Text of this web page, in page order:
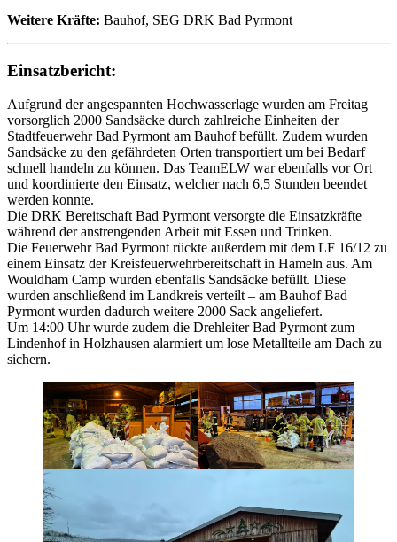
Weitere Kräfte: Bauhof, SEG DRK Bad Pyrmont
Einsatzbericht:
Aufgrund der angespannten Hochwasserlage wurden am Freitag
vorsorglich 2000 Sandsäcke durch zahlreiche Einheiten der
Stadtfeuerwehr Bad Pyrmont am Bauhof befüllt. Zudem wurden
Sandsäcke zu den gefährdeten Orten transportiert um bei Bedarf
schnell handeln zu können. Das TeamELW war ebenfalls vor Ort
und koordinierte den Einsatz, welcher nach 6,5 Stunden beendet
werden konnte.
Die DRK Bereitschaft Bad Pyrmont versorgte die Einsatzkräfte
während der anstrengenden Arbeit mit Essen und Trinken.
Die Feuerwehr Bad Pyrmont rückte außerdem mit dem LF 16/12 zu
einem Einsatz der Kreisfeuerwehrbereitschaft in Hameln aus. Am
Wouldham Camp wurden ebenfalls Sandsäcke befüllt. Diese
wurden anschließend im Landkreis verteilt – am Bauhof Bad
Pyrmont wurden dadurch weitere 2000 Sack angeliefert.
Um 14:00 Uhr wurde zudem die Drehleiter Bad Pyrmont zum
Lindenhof in Holzhausen alarmiert um lose Metallteile am Dach zu
sichern.